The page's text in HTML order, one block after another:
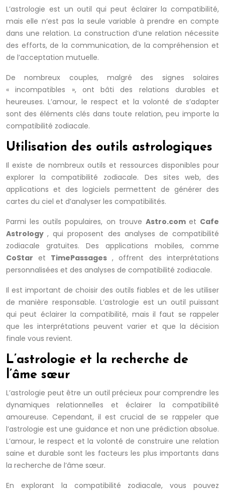
L’astrologie est un outil qui peut éclairer la compatibilité,
mais elle n’est pas la seule variable à prendre en compte
dans une relation. La construction d’une relation nécessite
des efforts, de la communication, de la compréhension et
de l’acceptation mutuelle.
De nombreux couples, malgré des signes solaires
« incompatibles », ont bâti des relations durables et
heureuses. L’amour, le respect et la volonté de s’adapter
sont des éléments clés dans toute relation, peu importe la
compatibilité zodiacale.
Utilisation des outils astrologiques
Il existe de nombreux outils et ressources disponibles pour
explorer la compatibilité zodiacale. Des sites web, des
applications et des logiciels permettent de générer des
cartes du ciel et d’analyser les compatibilités.
Parmi les outils populaires, on trouve Astro.com et Cafe
Astrology, qui proposent des analyses de compatibilité
zodiacale gratuites. Des applications mobiles, comme
CoStar et TimePassages , offrent des interprétations
personnalisées et des analyses de compatibilité zodiacale.
Il est important de choisir des outils fiables et de les utiliser
de manière responsable. L’astrologie est un outil puissant
qui peut éclairer la compatibilité, mais il faut se rappeler
que les interprétations peuvent varier et que la décision
finale vous revient.
L’astrologie et la recherche de
l’âme sœur
L’astrologie peut être un outil précieux pour comprendre les
dynamiques relationnelles et éclairer la compatibilité
amoureuse. Cependant, il est crucial de se rappeler que
l’astrologie est une guidance et non une prédiction absolue.
L’amour, le respect et la volonté de construire une relation
saine et durable sont les facteurs les plus importants dans
la recherche de l’âme sœur.
En explorant la compatibilité zodiacale, vous pouvez